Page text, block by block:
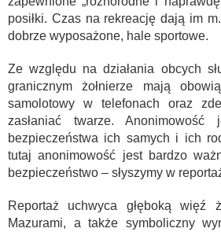
posiłki. Czas na rekreację dają im
dobrze wyposażone, hale sportowe.
Ze względu na działania obcych
granicznym żołnierze mają
samolotowy w telefonach oraz
zasłaniać twarze.
bezpieczeństwa ich samych i ich
tutaj anonimowość jest bardzo
bezpieczeństwo – słyszymy w
Reportaż uchwyca głęboką więź
Mazurami, a także symboliczny